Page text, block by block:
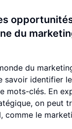
du
du
savoir identifier
mots-clés. En
on peut
comme le